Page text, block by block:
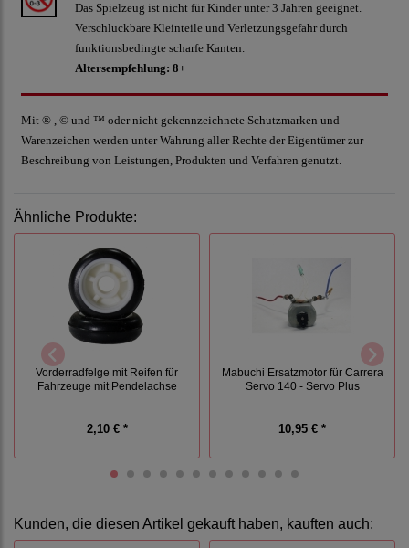
Das Spielzeug ist nicht für Kinder unter 3 Jahren geeignet.
Verschluckbare Kleinteile und Verletzungsgefahr durch
funktionsbedingte scharfe Kanten.
Altersempfehlung: 8+
Mit ® , © und ™ oder nicht gekennzeichnete Schutzmarken und
Warenzeichen werden unter Wahrung aller Rechte der Eigentümer zur
Beschreibung von Leistungen, Produkten und Verfahren genutzt.
Ähnliche Produkte:
Vorderradfelge mit Reifen für
Fahrzeuge mit Pendelachse
2,10 € *
Mabuchi Ersatzmotor für Carrera
Servo 140 - Servo Plus
10,95 € *
Kunden, die diesen Artikel gekauft haben, kauften auch: